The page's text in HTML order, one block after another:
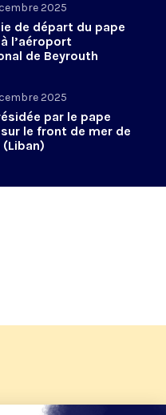
2025
de départ du pape
l’aéroport
de Beyrouth
2025
par le pape
sur le front de mer de